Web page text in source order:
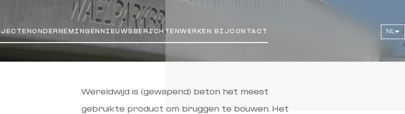
ONDERNEMINGEN NIEUWSBERICHTENWERKEN BIJCONTACT NL
Wereldwijd is (gewapend) beton het meest
gebruikte product om bruggen te bouwen. Het